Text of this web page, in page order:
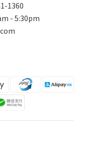
1360
- 5:30pm